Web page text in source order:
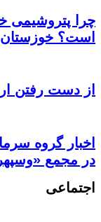
چرا پتروشیمی
است؟ خوزستان
از دست رفتن
در مجمع
اجتماعی